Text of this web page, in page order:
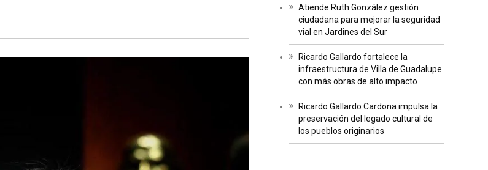
Atiende Ruth González gestión
ciudadana para mejorar la seguridad
vial en Jardines del Sur
Ricardo Gallardo fortalece la
infraestructura de Villa de Guadalupe
con más obras de alto impacto
Ricardo Gallardo Cardona impulsa la
preservación del legado cultural de
los pueblos originarios